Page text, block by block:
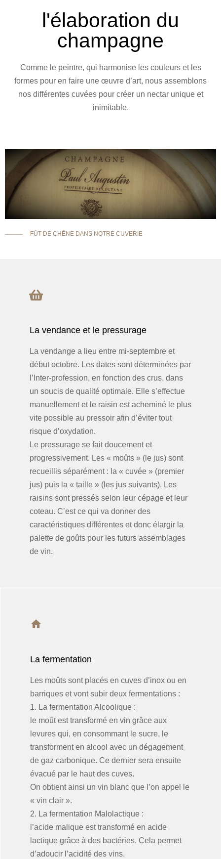
l'élaboration du
champagne
Comme le peintre, qui harmonise les couleurs et les
formes pour en faire une œuvre d’art, nous assemblons
nos différentes cuvées pour créer un nectar unique et
inimitable.
——— FÛT DE CHÊNE DANS NOTRE CUVERIE
La vendance et le pressurage
La vendange a lieu entre mi-septembre et
début octobre. Les dates sont déterminées par
l’Inter-profession, en fonction des crus, dans
un soucis de qualité optimale. Elle s’effectue
manuellement et le raisin est acheminé le plus
vite possible au pressoir afin d’éviter tout
risque d’oxydation.
Le pressurage se fait doucement et
progressivement. Les « moûts » (le jus) sont
recueillis séparément : la « cuvée » (premier
jus) puis la « taille » (les jus suivants). Les
raisins sont pressés selon leur cépage et leur
coteau. C’est ce qui va donner des
caractéristiques différentes et donc élargir la
palette de goûts pour les futurs assemblages
de vin.
La fermentation
Les moûts sont placés en cuves d’inox ou en
barriques et vont subir deux fermentations :
1. La fermentation Alcoolique :
le moût est transformé en vin grâce aux
levures qui, en consommant le sucre, le
transforment en alcool avec un dégagement
de gaz carbonique. Ce dernier sera ensuite
évacué par le haut des cuves.
On obtient ainsi un vin blanc que l’on appel le
« vin clair ».
2. La fermentation Malolactique :
l’acide malique est transformé en acide
lactique grâce à des bactéries. Cela permet
d’adoucir l’acidité des vins.